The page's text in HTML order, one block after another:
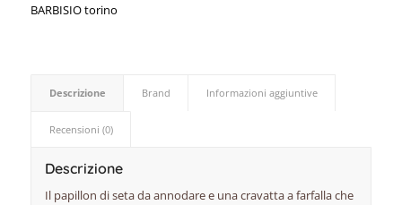
BARBISIO torino
Descrizione Brand Informazioni aggiuntive
Recensioni (0)
Descrizione
Il papillon di seta da annodare e una cravatta a farfalla che